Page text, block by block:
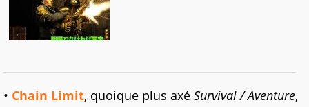
• Chain Limit, quoique plus axé Survival / Aventure,